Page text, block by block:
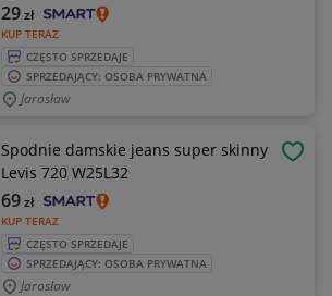
KUP TERAZ
29zł
CZĘSTO SPRZEDAJE
SPRZEDAJĄCY: OSOBA PRYWATNA
Jarosław
Spodnie damskie jeans super skinny
Levis 720 W25L32
KUP TERAZ
69zł
CZĘSTO SPRZEDAJE
SPRZEDAJĄCY: OSOBA PRYWATNA
Jarosław